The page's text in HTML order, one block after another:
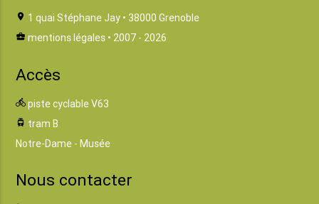
location_on 1 quai Stéphane Jay • 38000 Grenoble
business_center mentions légales • 2007 - 2026
Accès
directions_bike piste cyclable V63
tram tram B
Notre-Dame - Musée
Nous contacter